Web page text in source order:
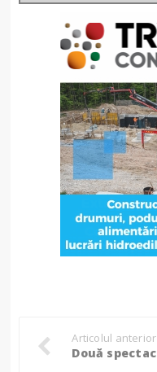
Articolul anterior